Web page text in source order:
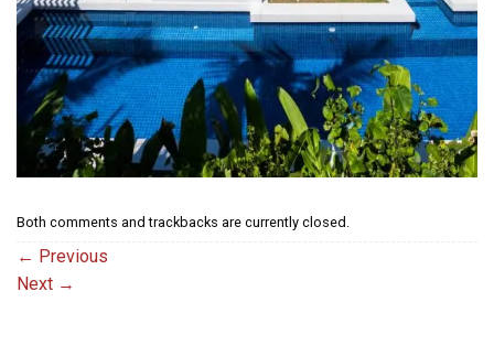
Both comments and trackbacks are currently closed.
← Previous
Next →